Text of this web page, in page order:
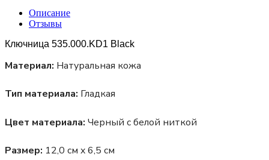
Описание
Отзывы
Ключница 535.000.KD1 Black
Материал: Натуральная кожа
Тип материала: Гладкая
Цвет материала: Черный с белой ниткой
Размер: 12,0 см x 6,5 см